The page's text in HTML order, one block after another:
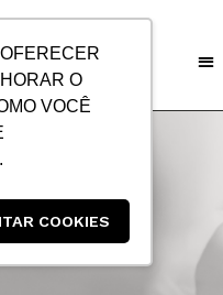
O
VOCÊ
COOKIES